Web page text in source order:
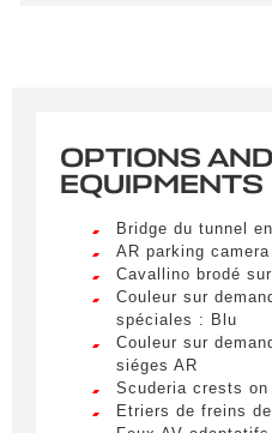
Créer une alerte
Remplissez le formulaire
une notification par e-mail
correspondant à vos
Civility *
LIVRAISON
FRANCE
OPTIONS AND
EQUIPMENTS
Bridge du tunnel
AR parking camera
Cavallino brodé
Couleur sur
spéciales : Blu
Couleur sur
siéges AR
Scuderia crests
Etriers de freins